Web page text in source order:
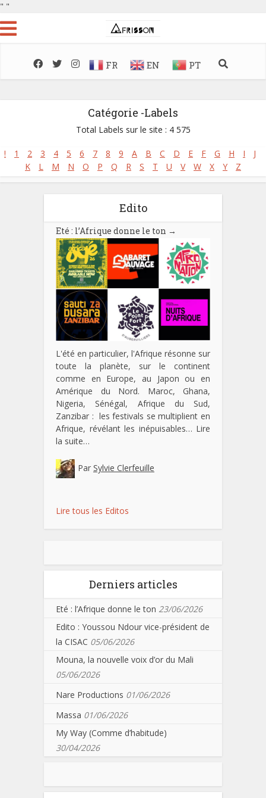
" "
FR EN PT
Catégorie -Labels
Total Labels sur le site : 4 575
! 1 2 3 4 5 6 7 8 9 A B C D E F G H I
J
K
L M N O P Q R S T U V W X Y Z
Edito
Eté : l’Afrique donne le ton →
L'été en particulier, l'Afrique résonne sur
toute la planète, sur le continent
comme en Europe, au Japon ou en
Amérique du Nord. Maroc, Ghana,
Nigeria, Sénégal, Afrique du Sud,
Zanzibar : les festivals se multiplient en
Afrique, révélant les inépuisables… Lire
la suite…
Par Sylvie Clerfeuille
Lire tous les Editos
Derniers articles
Eté : l’Afrique donne le ton 23/06/2026
Edito : Youssou Ndour vice-président de
la CISAC 05/06/2026
Mouna, la nouvelle voix d’or du Mali
05/06/2026
Nare Productions 01/06/2026
Massa 01/06/2026
My Way (Comme d’habitude)
30/04/2026